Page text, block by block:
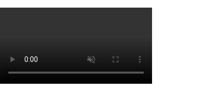
Os cookies de marketing são usados para